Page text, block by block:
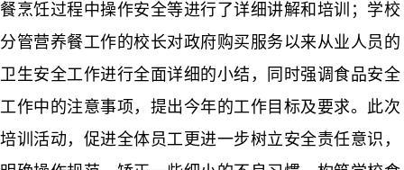
餐烹饪过程中操作安全等进行了详细讲解和培训；学校
分管营养餐工作的校长对政府购买服务以来从业人员的
卫生安全工作进行全面详细的小结，同时强调食品安全
工作中的注意事项，提出今年的工作目标及要求。此次
培训活动，促进全体员工更进一步树立安全责任意识，